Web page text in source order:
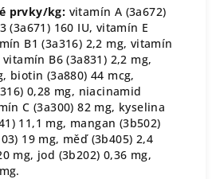
prvky/kg: vitamín A (3a672)
(3a671) 160 IU, vitamín E
B1 (3a316) 2,2 mg, vitamín
B6 (3a831) 2,2 mg,
biotin (3a880) 44 mcg,
0,28 mg, niacinamid
C (3a300) 82 mg, kyselina
11,1 mg, mangan (3b502)
19 mg, měď (3b405) 2,4
mg, jod (3b202) 0,36 mg,